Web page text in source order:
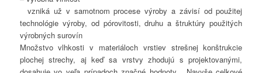
vzniká už v samotnom procese výroby a závisí od použitej
technológie výroby, od pórovitosti, druhu a štruktúry použitých
výrobných surovín
Množstvo vlhkosti v materiáloch vrstiev strešnej konštrukcie
plochej strechy, aj keď sa vrstvy zhodujú s projektovanými,